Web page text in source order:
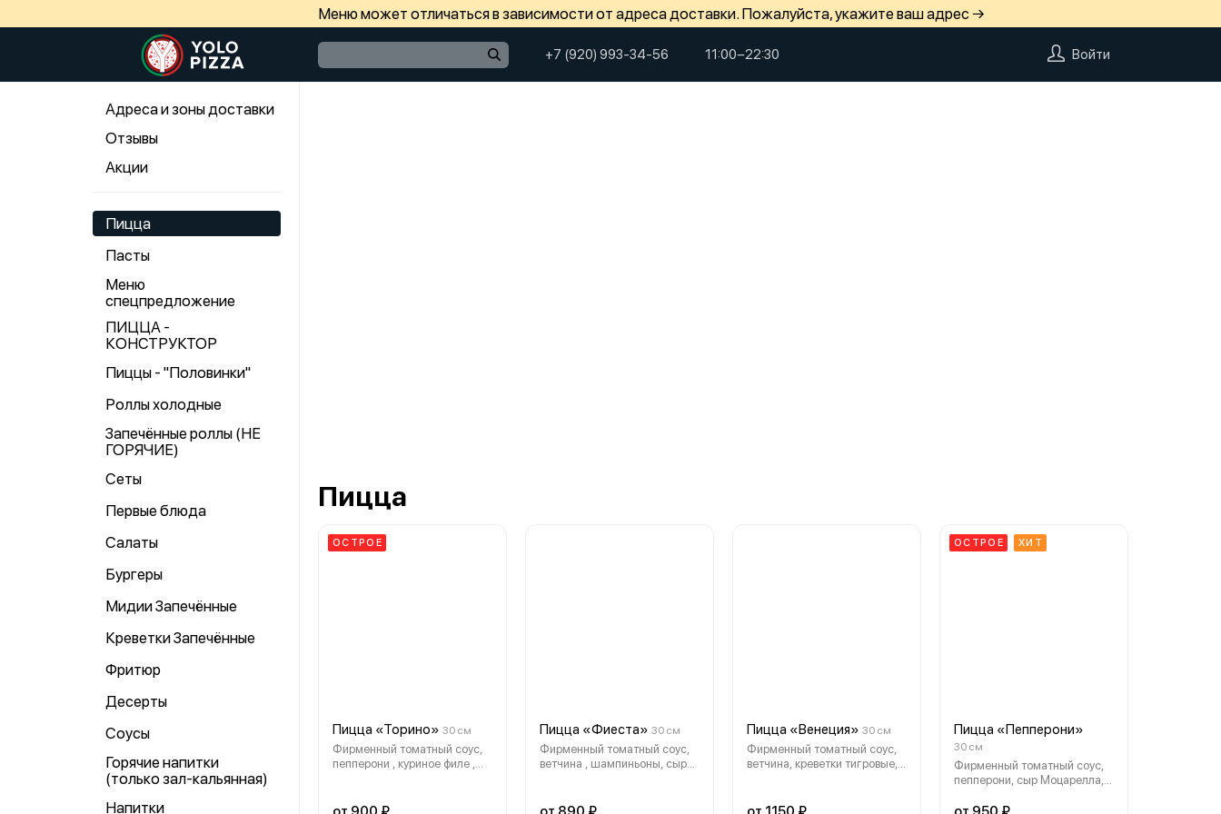
Меню может отличаться в зависимости от адреса доставки. Пожалуйста, укажите ваш адрес →
+7 (920) 993-34-56 11:00−22:30 Войти
Адреса и зоны доставки
Отзывы
Акции
Пицца
Пасты
Меню
спецпредложение
ПИЦЦА -
КОНСТРУКТОР
Пиццы - "Половинки"
Роллы холодные
Запечённые роллы (НЕ
ГОРЯЧИЕ)
Сеты
Первые блюда
Салаты
Бургеры
Мидии Запечённые
Креветки Запечённые
Фритюр
Десерты
Соусы
Горячие напитки
(только зал-кальянная)
Напитки
Пицца
ОСТРОЕ
Пицца «Торино» 30 см
Фирменный томатный соус,
пепперони , куриное филе ,
черри, острый соус Шрирача,
Пицца «Фиеста» 30 см
Фирменный томатный соус,
ветчина , шампиньоны, сыр
Пицца «Венеция» 30 см
Фирменный томатный соус,
ветчина, креветки тигровые,
"Креметте"
ОСТРОЕ ХИТ
Пицца «Пепперони»
30 см
Фирменный томатный соус,
пепперони, сыр Моцарелла,